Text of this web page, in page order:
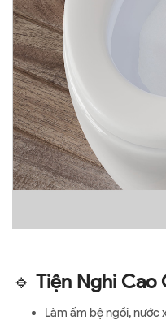
🔹Tiện Nghi Cao
Làm ấm bệ ngồi, nước